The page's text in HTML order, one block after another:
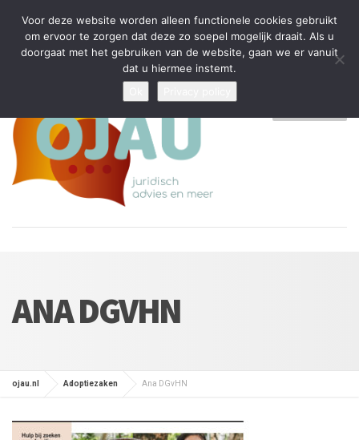
Tijdelijke stop: wegens drukte kan ik beperkt nieuwe zaken aannemen
en vragen beantwoorden
Algemene Voorwaarden
Disclaimer Privacybeleid
ANA DGVHN
ojau.nl Adoptiezaken Ana DGvHN
Voor deze website worden alleen functionele cookies gebruikt
om ervoor te zorgen dat deze zo soepel mogelijk draait. Als u
doorgaat met het gebruiken van de website, gaan we er vanuit
dat u hiermee instemt.